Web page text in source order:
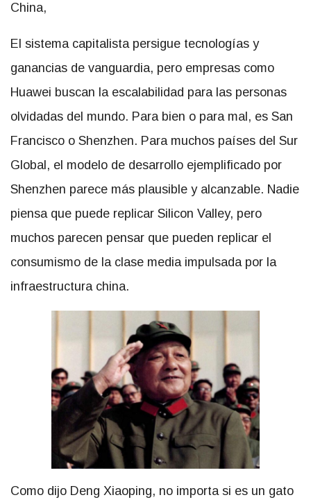
China,
El sistema capitalista persigue tecnologías y
ganancias de vanguardia, pero empresas como
Huawei buscan la escalabilidad para las personas
olvidadas del mundo. Para bien o para mal, es San
Francisco o Shenzhen. Para muchos países del Sur
Global, el modelo de desarrollo ejemplificado por
Shenzhen parece más plausible y alcanzable. Nadie
piensa que puede replicar Silicon Valley, pero
muchos parecen pensar que pueden replicar el
consumismo de la clase media impulsada por la
infraestructura china.
Como dijo Deng Xiaoping, no importa si es un gato